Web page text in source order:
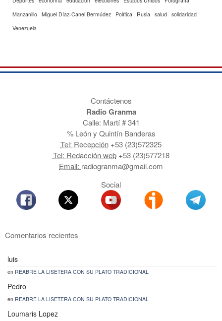
Manzanillo Miguel Díaz-Canel Bermúdez Política Rusia salud solidaridad
Venezuela
Contáctenos
Radio Granma
Calle: Martí # 341
% León y Quintín Banderas
Tel: Recepción +53 (23)572325
Tel: Redacción web+53 (23)577218
Email: radiogranma@gmail.com
Social
Comentarios recientes
luis
en REABRE LA LISETERA CON SU PLATO TRADICIONAL
Pedro
en REABRE LA LISETERA CON SU PLATO TRADICIONAL
Loumaris Lopez